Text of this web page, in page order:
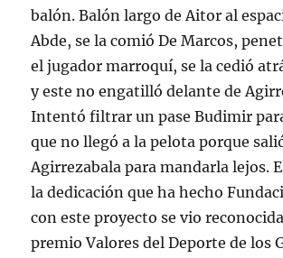
balón. Balón largo de Aitor al
Abde, se la comió De Marcos,
el jugador marroquí, se la cedió
y este no engatilló delante de
Intentó filtrar un pase Budimir
que no llegó a la pelota porque
Agirrezabala para mandarla lejos.
la dedicación que ha hecho
con este proyecto se vio
premio Valores del Deporte de los